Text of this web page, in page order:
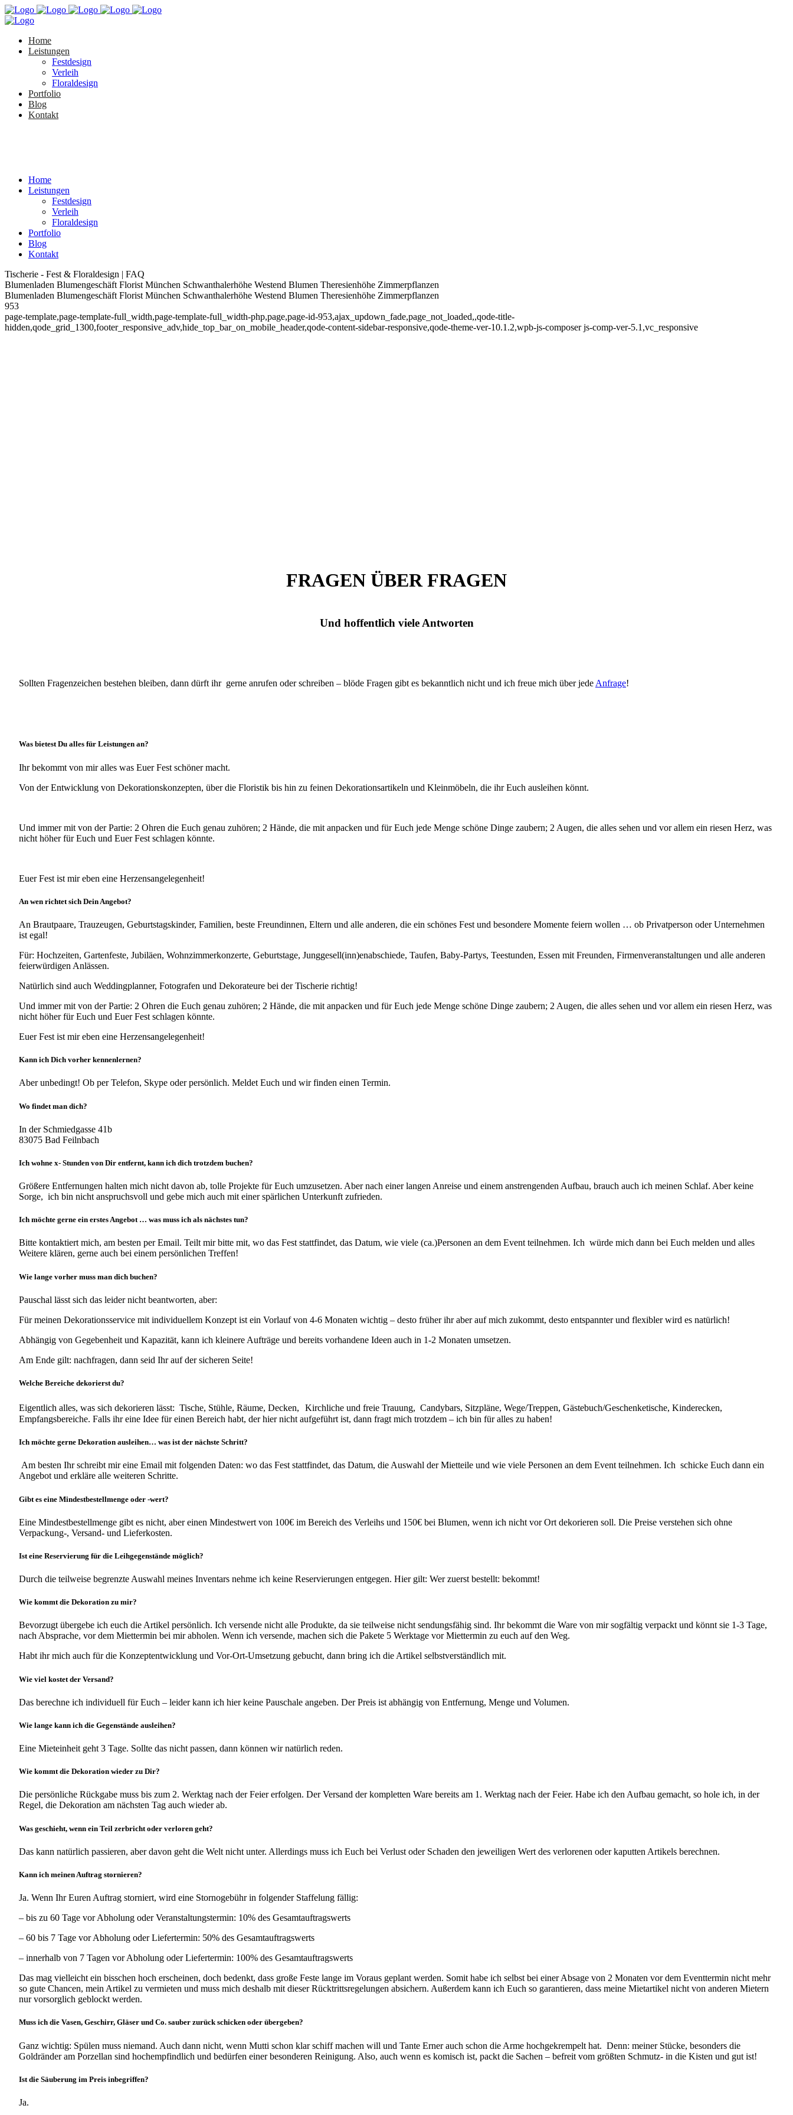
Home
Leistungen
Festdesign
Verleih
Floraldesign
Portfolio
Blog
Kontakt
Home
Leistungen
Festdesign
Verleih
Floraldesign
Portfolio
Blog
Kontakt
Tischerie - Fest & Floraldesign | FAQ
Blumenladen Blumengeschäft Florist München Schwanthalerhöhe Westend Blumen Theresienhöhe Zimmerpflanzen
Blumenladen Blumengeschäft Florist München Schwanthalerhöhe Westend Blumen Theresienhöhe Zimmerpflanzen
953
page-template,page-template-full_width,page-template-full_width-php,page,page-id-953,ajax_updown_fade,page_not_loaded,,qode-title-
hidden,qode_grid_1300,footer_responsive_adv,hide_top_bar_on_mobile_header,qode-content-sidebar-responsive,qode-theme-ver-10.1.2,wpb-js-composer js-comp-ver-5.1,vc_responsive
FRAGEN ÜBER FRAGEN
Und hoffentlich viele Antworten
Sollten Fragenzeichen bestehen bleiben, dann dürft ihr gerne anrufen oder schreiben – blöde Fragen gibt es bekanntlich nicht und ich freue mich über jede Anfrage!
Was bietest Du alles für Leistungen an?
Ihr bekommt von mir alles was Euer Fest schöner macht.
Von der Entwicklung von Dekorationskonzepten, über die Floristik bis hin zu feinen Dekorationsartikeln und Kleinmöbeln, die ihr Euch ausleihen könnt.
Und immer mit von der Partie: 2 Ohren die Euch genau zuhören; 2 Hände, die mit anpacken und für Euch jede Menge schöne Dinge zaubern; 2 Augen, die alles sehen und vor allem ein riesen Herz, was
nicht höher für Euch und Euer Fest schlagen könnte.
Euer Fest ist mir eben eine Herzensangelegenheit!
An wen richtet sich Dein Angebot?
An Brautpaare, Trauzeugen, Geburtstagskinder, Familien, beste Freundinnen, Eltern und alle anderen, die ein schönes Fest und besondere Momente feiern wollen … ob Privatperson oder Unternehmen
ist egal!
Für: Hochzeiten, Gartenfeste, Jubiläen, Wohnzimmerkonzerte, Geburtstage, Junggesell(inn)enabschiede, Taufen, Baby-Partys, Teestunden, Essen mit Freunden, Firmenveranstaltungen und alle anderen
feierwürdigen Anlässen.
Natürlich sind auch Weddingplanner, Fotografen und Dekorateure bei der Tischerie richtig!
Und immer mit von der Partie: 2 Ohren die Euch genau zuhören; 2 Hände, die mit anpacken und für Euch jede Menge schöne Dinge zaubern; 2 Augen, die alles sehen und vor allem ein riesen Herz, was
nicht höher für Euch und Euer Fest schlagen könnte.
Euer Fest ist mir eben eine Herzensangelegenheit!
Kann ich Dich vorher kennenlernen?
Aber unbedingt! Ob per Telefon, Skype oder persönlich. Meldet Euch und wir finden einen Termin.
Wo findet man dich?
In der Schmiedgasse 41b
83075 Bad Feilnbach
Ich wohne x- Stunden von Dir entfernt, kann ich dich trotzdem buchen?
Größere Entfernungen halten mich nicht davon ab, tolle Projekte für Euch umzusetzen. Aber nach einer langen Anreise und einem anstrengenden Aufbau, brauch auch ich meinen Schlaf. Aber keine
Sorge, ich bin nicht anspruchsvoll und gebe mich auch mit einer spärlichen Unterkunft zufrieden.
Ich möchte gerne ein erstes Angebot … was muss ich als nächstes tun?
Bitte kontaktiert mich, am besten per Email. Teilt mir bitte mit, wo das Fest stattfindet, das Datum, wie viele (ca.)Personen an dem Event teilnehmen. Ich würde mich dann bei Euch melden und alles
Weitere klären, gerne auch bei einem persönlichen Treffen!
Wie lange vorher muss man dich buchen?
Pauschal lässt sich das leider nicht beantworten, aber:
Für meinen Dekorationsservice mit individuellem Konzept ist ein Vorlauf von 4-6 Monaten wichtig – desto früher ihr aber auf mich zukommt, desto entspannter und flexibler wird es natürlich!
Abhängig von Gegebenheit und Kapazität, kann ich kleinere Aufträge und bereits vorhandene Ideen auch in 1-2 Monaten umsetzen.
Am Ende gilt: nachfragen, dann seid Ihr auf der sicheren Seite!
Welche Bereiche dekorierst du?
Eigentlich alles, was sich dekorieren lässt: Tische, Stühle, Räume, Decken, Kirchliche und freie Trauung, Candybars, Sitzpläne, Wege/Treppen, Gästebuch/Geschenketische, Kinderecken,
Empfangsbereiche. Falls ihr eine Idee für einen Bereich habt, der hier nicht aufgeführt ist, dann fragt mich trotzdem – ich bin für alles zu haben!
Ich möchte gerne Dekoration ausleihen… was ist der nächste Schritt?
Am besten Ihr schreibt mir eine Email mit folgenden Daten: wo das Fest stattfindet, das Datum, die Auswahl der Mietteile und wie viele Personen an dem Event teilnehmen. Ich schicke Euch dann ein
Angebot und erkläre alle weiteren Schritte.
Gibt es eine Mindestbestellmenge oder -wert?
Eine Mindestbestellmenge gibt es nicht, aber einen Mindestwert von 100€ im Bereich des Verleihs und 150€ bei Blumen, wenn ich nicht vor Ort dekorieren soll. Die Preise verstehen sich ohne
Verpackung-, Versand- und Lieferkosten.
Ist eine Reservierung für die Leihgegenstände möglich?
Durch die teilweise begrenzte Auswahl meines Inventars nehme ich keine Reservierungen entgegen. Hier gilt: Wer zuerst bestellt: bekommt!
Wie kommt die Dekoration zu mir?
Bevorzugt übergebe ich euch die Artikel persönlich. Ich versende nicht alle Produkte, da sie teilweise nicht sendungsfähig sind. Ihr bekommt die Ware von mir sogfältig verpackt und könnt sie 1-3 Tage,
nach Absprache, vor dem Miettermin bei mir abholen. Wenn ich versende, machen sich die Pakete 5 Werktage vor Miettermin zu euch auf den Weg.
Habt ihr mich auch für die Konzeptentwicklung und Vor-Ort-Umsetzung gebucht, dann bring ich die Artikel selbstverständlich mit.
Wie viel kostet der Versand?
Das berechne ich individuell für Euch – leider kann ich hier keine Pauschale angeben. Der Preis ist abhängig von Entfernung, Menge und Volumen.
Wie lange kann ich die Gegenstände ausleihen?
Eine Mieteinheit geht 3 Tage. Sollte das nicht passen, dann können wir natürlich reden.
Wie kommt die Dekoration wieder zu Dir?
Die persönliche Rückgabe muss bis zum 2. Werktag nach der Feier erfolgen. Der Versand der kompletten Ware bereits am 1. Werktag nach der Feier. Habe ich den Aufbau gemacht, so hole ich, in der
Regel, die Dekoration am nächsten Tag auch wieder ab.
Was geschieht, wenn ein Teil zerbricht oder verloren geht?
Das kann natürlich passieren, aber davon geht die Welt nicht unter. Allerdings muss ich Euch bei Verlust oder Schaden den jeweiligen Wert des verlorenen oder kaputten Artikels berechnen.
Kann ich meinen Auftrag stornieren?
Ja. Wenn Ihr Euren Auftrag storniert, wird eine Stornogebühr in folgender Staffelung fällig:
– bis zu 60 Tage vor Abholung oder Veranstaltungstermin: 10% des Gesamtauftragswerts
– 60 bis 7 Tage vor Abholung oder Liefertermin: 50% des Gesamtauftragswerts
– innerhalb von 7 Tagen vor Abholung oder Liefertermin: 100% des Gesamtauftragswerts
Das mag vielleicht ein bisschen hoch erscheinen, doch bedenkt, dass große Feste lange im Voraus geplant werden. Somit habe ich selbst bei einer Absage von 2 Monaten vor dem Eventtermin nicht mehr
so gute Chancen, mein Artikel zu vermieten und muss mich deshalb mit dieser Rücktrittsregelungen absichern. Außerdem kann ich Euch so garantieren, dass meine Mietartikel nicht von anderen Mietern
nur vorsorglich geblockt werden.
Muss ich die Vasen, Geschirr, Gläser und Co. sauber zurück schicken oder übergeben?
Ganz wichtig: Spülen muss niemand. Auch dann nicht, wenn Mutti schon klar schiff machen will und Tante Erner auch schon die Arme hochgekrempelt hat. Denn: meiner Stücke, besonders die
Goldränder am Porzellan sind hochempfindlich und bedürfen einer besonderen Reinigung. Also, auch wenn es komisch ist, packt die Sachen – befreit vom größten Schmutz- in die Kisten und gut ist!
Ist die Säuberung im Preis inbegriffen?
Ja.